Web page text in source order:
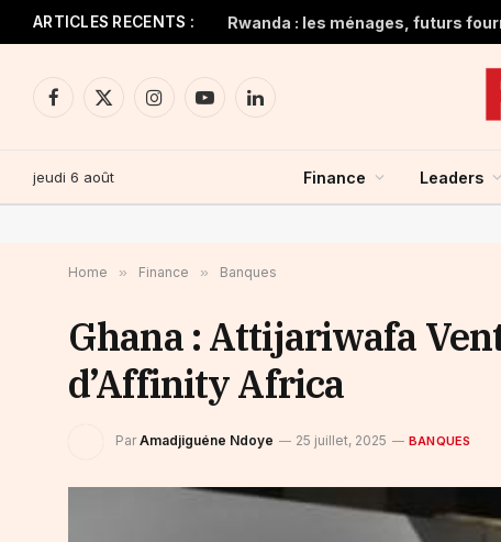
ARTICLES RECENTS : Rwanda : les ménages, futurs
Facebook
X
InstagramYouTubeLinkedIn
jeudi 6 août Finance Leaders
Home » Finance » Banques
Ghana : Attijariwafa
d’Affinity Africa
Par Amadjiguéne Ndoye 25 juillet, 2025 BANQUES